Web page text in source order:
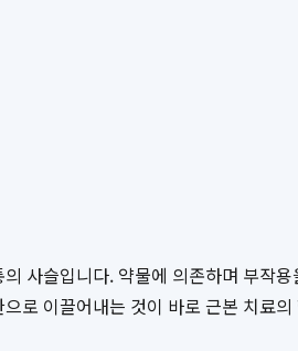
사슬입니다. 약물에 의존하며 부작
로 이끌어내는 것이 바로 근본 치료